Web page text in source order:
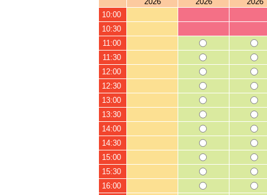
10:00
10:30
11:00
11:30
12:00
12:30
13:00
13:30
14:00
14:30
15:00
15:30
16:00